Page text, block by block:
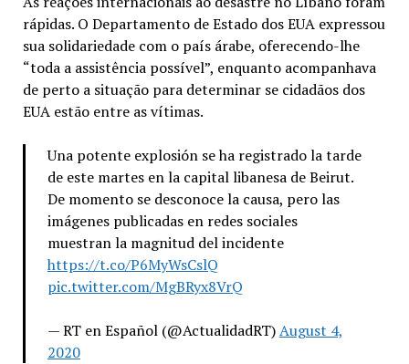
rápidas. O Departamento de Estado dos EUA expressou
sua solidariedade com o país árabe, oferecendo-lhe
“toda a assistência possível”, enquanto acompanhava
de perto a situação para determinar se cidadãos dos
EUA estão entre as vítimas.
Una potente explosión se ha registrado la tarde
de este martes en la capital libanesa de Beirut.
De momento se desconoce la causa, pero las
imágenes publicadas en redes sociales
muestran la magnitud del incidente
https://t.co/P6MyWsCslQ
pic.twitter.com/MgBRyx8VrQ
— RT en Español (@ActualidadRT)August 4,
2020